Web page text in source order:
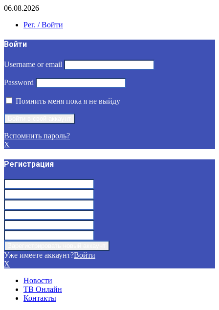
06.08.2026
Рег. / Войти
Войти
Username or email
Password
Помнить меня пока я не выйду
Вспомнить пароль?
X
Регистрация
Уже имеете аккаунт?Войти
X
Новости
ТВ Онлайн
Контакты